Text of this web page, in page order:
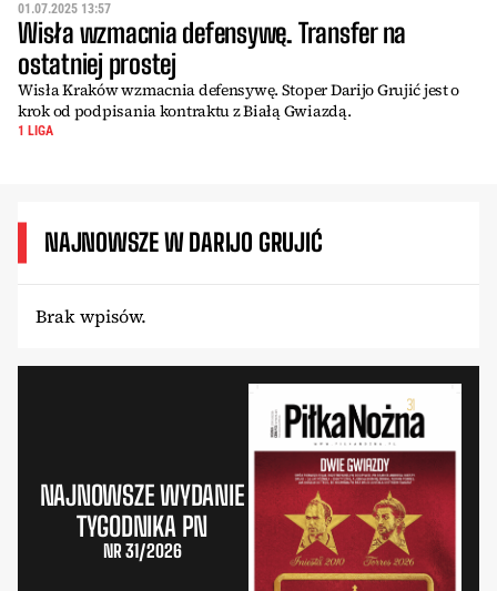
01.07.2025 13:57
Wisła wzmacnia defensywę. Transfer na
ostatniej prostej
Wisła Kraków wzmacnia defensywę. Stoper Darijo Grujić jest o
krok od podpisania kontraktu z Białą Gwiazdą.
1 LIGA
NAJNOWSZE W DARIJO GRUJIĆ
Brak wpisów.
NAJNOWSZE WYDANIE
TYGODNIKA PN
NR 31/2026